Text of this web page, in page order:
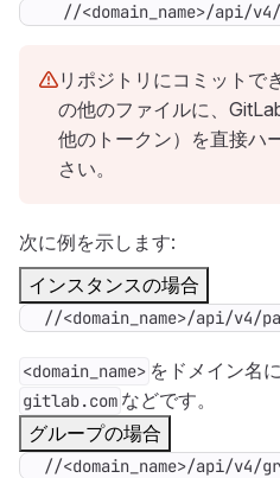
//<domain_name>/api/
リポジトリにコミットで
の他のファイルに、
他のトークン）を直接ハ
さい。
次に例を示します:
インスタンスの場合
//<domain_name>/api/v4/
<domain_name> をドメイン名
gitlab.com などです。
グループの場合
//<domain_name>/api/v4/